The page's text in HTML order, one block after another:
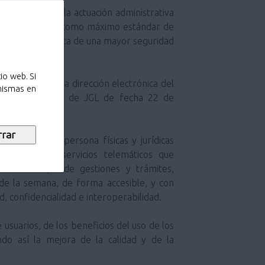
web. Si
en
electrónica como máximo estándar de
como garantista de una mayor seguridad
(por Acuerdo de JGL de fecha 22 de
cual, las persona físicas y jurídicas
diferentes servicios telemáticos que
todo tipo de gestiones y trámites,
la semana, de forma accesible, y con
confidencialidad e interoperabilidad.
así la mejora de la calidad y de la